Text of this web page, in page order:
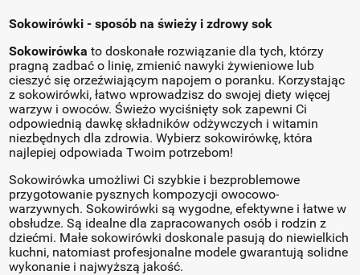
Sokowirówki - sposób na świeży i zdrowy sok
Sokowirówka to doskonałe rozwiązanie dla tych, którzy
pragną zadbać o linię, zmienić nawyki żywieniowe lub
cieszyć się orzeźwiającym napojem o poranku. Korzystając
z sokowirówki, łatwo wprowadzisz do swojej diety więcej
warzyw i owoców. Świeżo wyciśnięty sok zapewni Ci
odpowiednią dawkę składników odżywczych i witamin
niezbędnych dla zdrowia. Wybierz sokowirówkę, która
najlepiej odpowiada Twoim potrzebom!
Sokowirówka umożliwi Ci szybkie i bezproblemowe
przygotowanie pysznych kompozycji owocowo-
warzywnych. Sokowirówki są wygodne, efektywne i łatwe w
obsłudze. Są idealne dla zapracowanych osób i rodzin z
dziećmi. Małe sokowirówki doskonale pasują do niewielkich
kuchni, natomiast profesjonalne modele gwarantują solidne
wykonanie i najwyższą jakość.